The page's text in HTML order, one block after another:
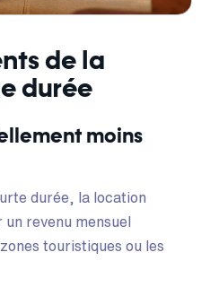
de la
durée
moins
durée, la location
revenu mensuel
touristiques ou les